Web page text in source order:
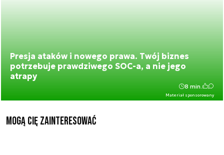
Presja ataków i nowego prawa. Twój biznes
potrzebuje prawdziwego SOC-a, a nie jego
atrapy
Materiał sponsorowany
8 min.
Mogą Cię zainteresować